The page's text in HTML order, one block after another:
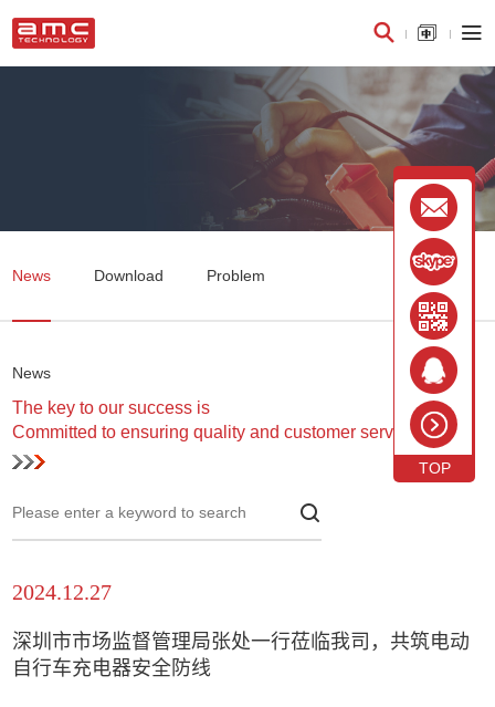
  
News Download Problem
News
The key to our success is
Committed to ensuring quality and customer service
2024.12.27
深圳市市场监督管理局张处一行莅临我司，共筑电动
自行车充电器安全防线
TOP